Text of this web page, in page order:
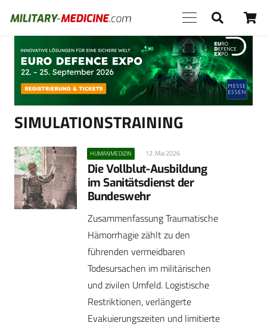
Anzeige
SIMULATIONSTRAINING
HUMANMEDIZIN 12. Mai 2026
Die Vollblut-Ausbildung
im Sanitätsdienst der
Bundeswehr
Zusammenfassung Traumatische
Hämorrhagie zählt zu den
führenden vermeidbaren
Todesursachen im militärischen
und zivilen Umfeld. Logistische
Restriktionen, verlängerte
Evakuierungszeiten und limitierte